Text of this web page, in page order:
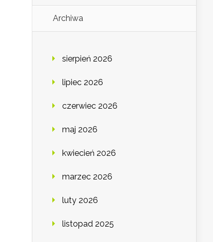
Archiwa
sierpień 2026
lipiec 2026
czerwiec 2026
maj 2026
kwiecień 2026
marzec 2026
luty 2026
listopad 2025